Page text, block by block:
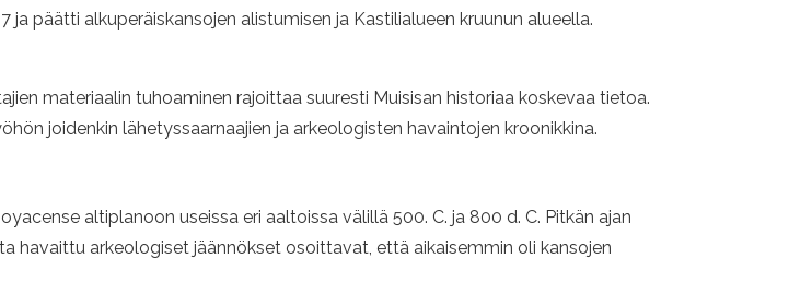
päätti alkuperäiskansojen alistumisen ja Kastilialueen kruunun alueella.
materiaalin tuhoaminen rajoittaa suuresti Muisisan historiaa koskevaa tietoa.
joidenkin lähetyssaarnaajien ja arkeologisten havaintojen kroonikkina.
altiplanoon useissa eri aaltoissa välillä 500. C. ja 800 d. C. Pitkän ajan
havaittu arkeologiset jäännökset osoittavat, että aikaisemmin oli kansojen